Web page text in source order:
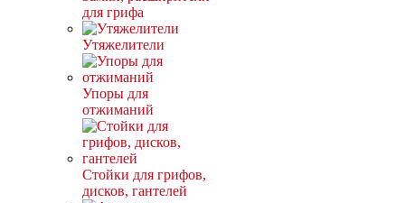
для грифа
Утяжелители
Упоры для
отжиманий
Стойки для грифов,
дисков, гантелей